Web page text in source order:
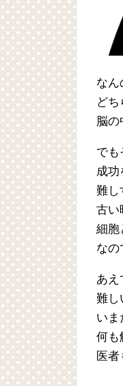
なん
ど
脳の
でも
成功
難し
古い
細胞
なの
あえ
難し
いま
何も
医者